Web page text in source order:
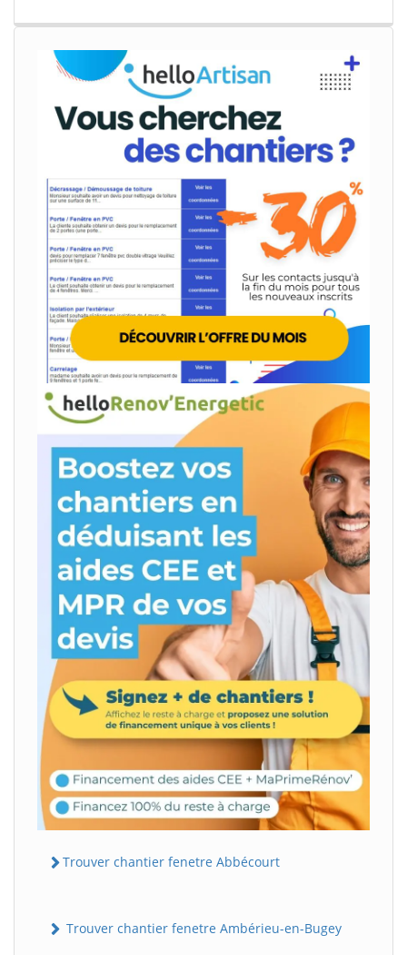
Trouver chantier fenetre Abbécourt
Trouver chantier fenetre Ambérieu-en-Bugey